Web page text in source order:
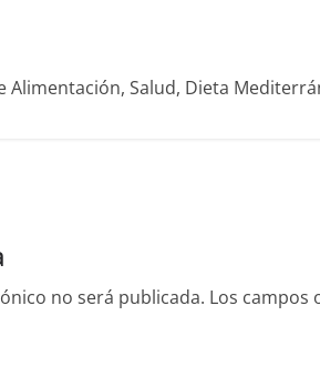
Salud, Dieta
no será publicada. Los campos